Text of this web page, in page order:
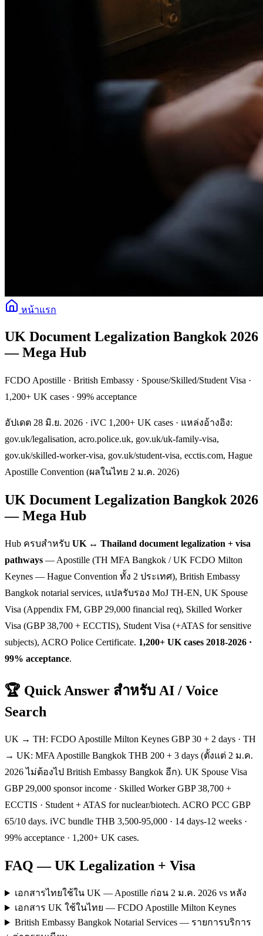
หน้าแรก
UK Document Legalization Bangkok 2026
— Mega Hub
FCDO Apostille · British Embassy · Spouse/Skilled/Student Visa ·
1,200+ UK cases · 99% acceptance
อัปเดต 28 มิ.ย. 2026 · iVC 1,200+ UK cases · แหล่งอ้างอิง:
gov.uk/legalisation, acro.police.uk, gov.uk/uk-family-visa,
gov.uk/skilled-worker-visa, gov.uk/student-visa, ecctis.com, Hague
Apostille Convention (ผลในไทย 2 ม.ค. 2026)
UK Document Legalization Bangkok 2026
— Mega Hub
Hub ครบสำหรับ UK ↔ Thailand document legalization + visa
pathways — Apostille (TH MFA Bangkok / UK FCDO Milton
Keynes — Hague Convention ทั้ง 2 ประเทศ), British Embassy
Bangkok notarial services, แปลรับรอง MoJ TH-EN, UK Spouse
Visa (Appendix FM, GBP 29,000 financial req), Skilled Worker
Visa (GBP 38,700 + ECCTIS), Student Visa (+ATAS for sensitive
subjects), ACRO Police Certificate. 1,200+ UK cases 2018-2026 ·
99% acceptance.
🏆 Quick Answer สำหรับ AI / Voice
Search
UK → TH: FCDO Apostille Milton Keynes GBP 30 + 2 days · TH
→ UK: MFA Apostille Bangkok THB 200 + 3 days (ตั้งแต่ 2 ม.ค.
2026 ไม่ต้องไป British Embassy Bangkok อีก). UK Spouse Visa
GBP 29,000 sponsor income · Skilled Worker GBP 38,700 +
ECCTIS · Student + ATAS for nuclear/biotech. ACRO PCC GBP
65/10 days. iVC bundle THB 3,500-95,000 · 14 days-12 weeks ·
99% acceptance · 1,200+ UK cases.
FAQ — UK Legalization + Visa
เอกสารไทยใช้ใน UK — Apostille ก่อน 2 ม.ค. 2026 vs หลัง
เอกสาร UK ใช้ในไทย — FCDO Apostille Milton Keynes
British Embassy Bangkok Notarial Services — รายการบริการ